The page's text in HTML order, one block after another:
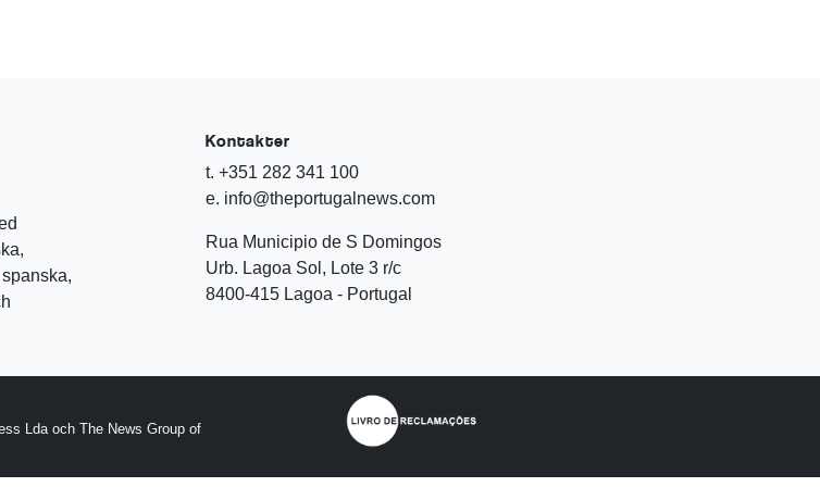
Kontakter
t. +351 282 341 100
e. info@theportugalnews.com
Rua Municipio de S Domingos
Urb. Lagoa Sol, Lote 3 r/c
8400-415 Lagoa - Portugal
Lda och The News Group of